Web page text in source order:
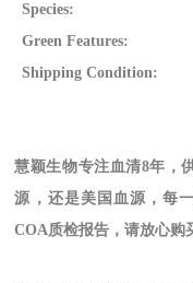
Species:
Green Features:
Shipping Condition:
慧颖生物专注血清8年，
源，还是美国血源，每
COA质检报告，请放心购